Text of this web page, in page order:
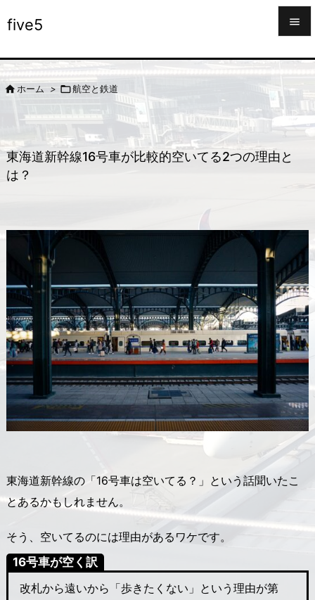
five5 
サイド


ホーム > 航空と鉄道
東海道新幹線16号車が比較的空いてる2つの理由と
は？
東海道新幹線の「16号車は空いてる？」という話聞いたこ
とあるかもしれません。
そう、空いてるのには理由があるワケです。
16号車が空く訳
改札から遠いから「歩きたくない」という理由が第